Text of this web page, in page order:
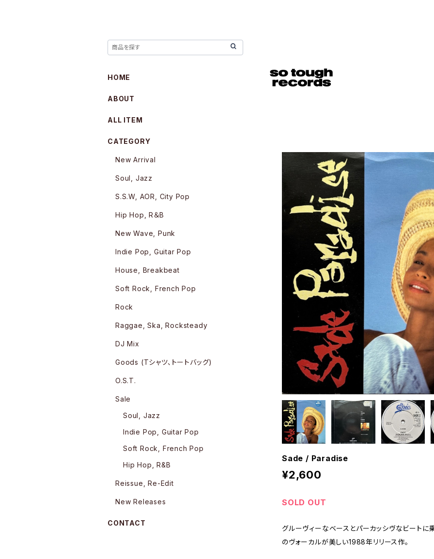
Sade / Paradise
¥2,600
SOLD OUT
グルーヴィーなベースとパーカッシヴなビート
のヴォーカルが美しい1988年リリース作。
HOME
ABOUT
ALL ITEM
CATEGORY
New Arrival
Soul, Jazz
S.S.W, AOR, City Pop
Hip Hop, R＆B
New Wave, Punk
Indie Pop, Guitar Pop
House, Breakbeat
Soft Rock, French Pop
Rock
Raggae, Ska, Rocksteady
DJ Mix
Goods (Tシャツ、トートバッグ)
O.S.T.
Sale
Soul, Jazz
Indie Pop, Guitar Pop
Soft Rock, French Pop
Hip Hop, R&B
Reissue, Re-Edit
New Releases
CONTACT